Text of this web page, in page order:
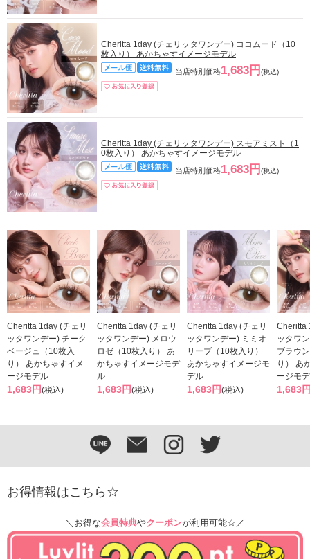
Cheritta 1day (チェリッタワンデー) ココムード（10
枚入り） あかちゃすイメージモデル
当店特別価格1,683円 (税込)
Cheritta 1day (チェリッタワンデー) スモアミスト（1
0枚入り） あかちゃすイメージモデル
当店特別価格1,683円 (税込)
Cheritta 1day (チェリ
ッタワンデー) チーク
ベージュ（10枚入
り） あかちゃすイメ
ージモデル
1,683円(税込)
Cheritta 1day (チェリ
ッタワンデー) メロウ
ロゼ（10枚入り） あ
かちゃすイメージモデ
ル
1,683円(税込)
Cheritta 1day (チェリ
ッタワンデー) ミミオ
リーブ（10枚入り）
あかちゃすイメージモ
デル
1,683円(税込)
Cheritta
ッタワ
ブラウ
り） あ
ージモ
1,683
お得情報はこちら☆
＼お得な会員特典やクーポンが利用可能☆／